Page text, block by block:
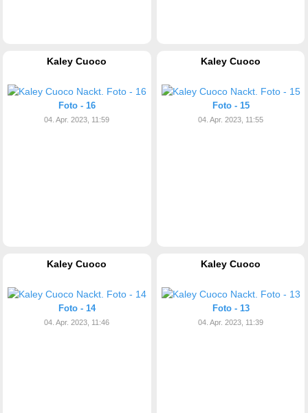
Kaley Cuoco
Foto - 16
04. Apr. 2023, 11:59
Kaley Cuoco
Foto - 15
04. Apr. 2023, 11:55
Kaley Cuoco
Foto - 14
04. Apr. 2023, 11:46
Kaley Cuoco
Foto - 13
04. Apr. 2023, 11:39